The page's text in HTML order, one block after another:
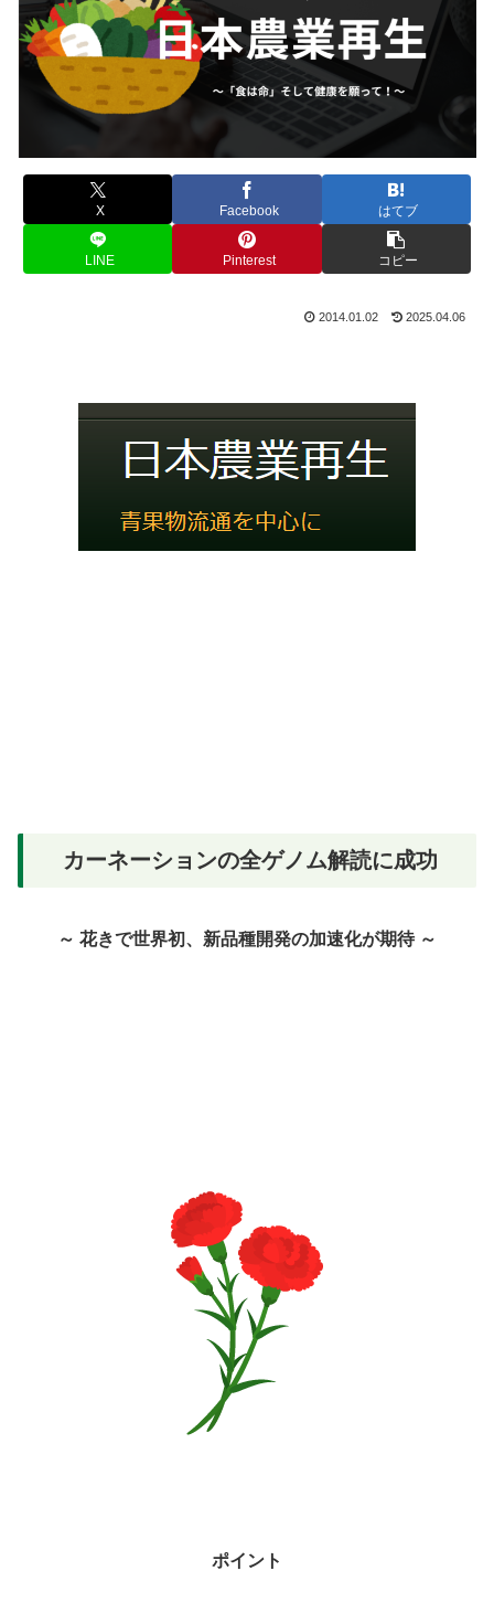
X Facebook はてブ
LINE Pinterest コピー
2014.01.02 2025.04.06
カーネーションの全ゲノム解読に成功
～ 花きで世界初、新品種開発の加速化が期待 ～
ポイント